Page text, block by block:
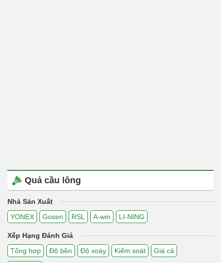
Quả cầu lông
Nhà Sản Xuất
YONEX
Gosen RSL A-win LI-NING
Xếp Hạng Đánh Giá
Tổng hợp
Độ bền Độ xoáy Kiểm soát Giá cả